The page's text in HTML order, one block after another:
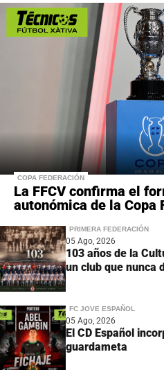
COPA FEDERACIÓN
La FFCV confirma el
autonómica de la Copa
PRIMERA FEDERACIÓN
05 Ago, 2026
103 años de la
un club que nunca
FC JOVE ESPAÑOL
05 Ago, 2026
El CD Español
guardameta